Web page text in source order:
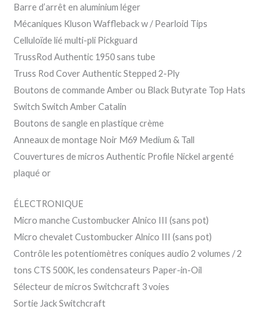
Barre d’arrêt en aluminium léger
Mécaniques Kluson Waffleback w / Pearloid Tips
Celluloïde lié multi-pli Pickguard
TrussRod Authentic 1950 sans tube
Truss Rod Cover Authentic Stepped 2-Ply
Boutons de commande Amber ou Black Butyrate Top Hats
Switch Switch Amber Catalin
Boutons de sangle en plastique crème
Anneaux de montage Noir M69 Medium & Tall
Couvertures de micros Authentic Profile Nickel argenté
plaqué or
ÉLECTRONIQUE
Micro manche Custombucker Alnico III (sans pot)
Micro chevalet Custombucker Alnico III (sans pot)
Contrôle les potentiomètres coniques audio 2 volumes / 2
tons CTS 500K, les condensateurs Paper-in-Oil
Sélecteur de micros Switchcraft 3 voies
Sortie Jack Switchcraft